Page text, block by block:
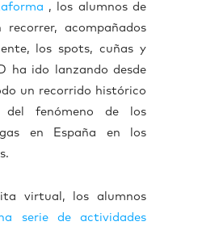
, los alumnos de
recorrer, acompañados
los spots, cuñas y
ha ido lanzando desde
un recorrido histórico
fenómeno de los
en España en los
virtual, los alumnos
serie de actividades